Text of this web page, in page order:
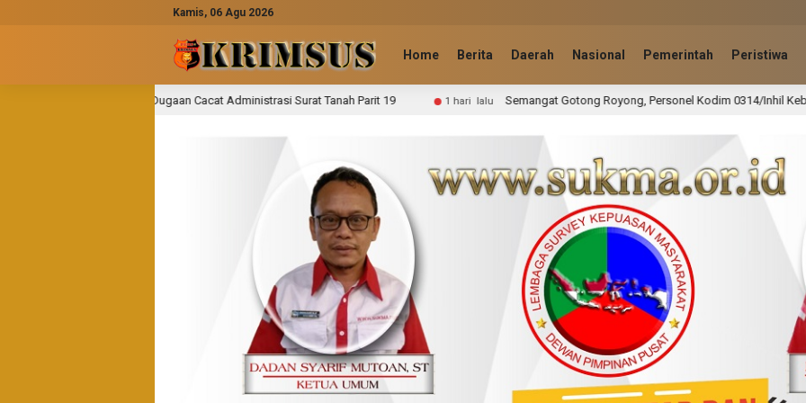
Kamis, 06 Agu 2026
Home Berita Daerah Nasional Pemerintah Peristiwa
Cacat Administrasi Surat Tanah Parit 19 1 hari lalu Semangat Gotong Royong, Personel Kodim 0314/Inhil Kebut Pembangunan Jembatan